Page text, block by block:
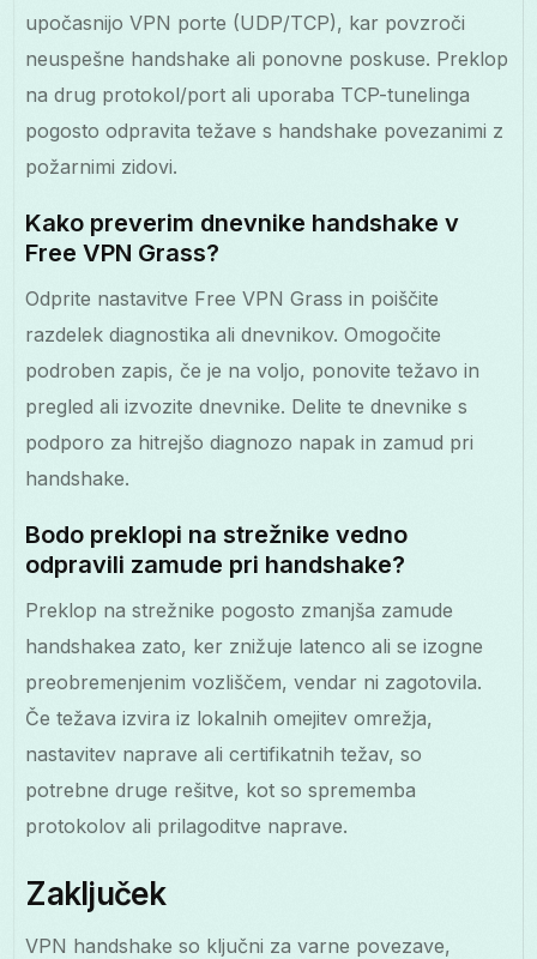
upočasnijo VPN porte (UDP/TCP), kar povzroči
neuspešne handshake ali ponovne poskuse. Preklop
na drug protokol/port ali uporaba TCP-tunelinga
pogosto odpravita težave s handshake povezanimi z
požarnimi zidovi.
Kako preverim dnevnike handshake v
Free VPN Grass?
Odprite nastavitve Free VPN Grass in poiščite
razdelek diagnostika ali dnevnikov. Omogočite
podroben zapis, če je na voljo, ponovite težavo in
pregled ali izvozite dnevnike. Delite te dnevnike s
podporo za hitrejšo diagnozo napak in zamud pri
handshake.
Bodo preklopi na strežnike vedno
odpravili zamude pri handshake?
Preklop na strežnike pogosto zmanjša zamude
handshakea zato, ker znižuje latenco ali se izogne
preobremenjenim vozliščem, vendar ni zagotovila.
Če težava izvira iz lokalnih omejitev omrežja,
nastavitev naprave ali certifikatnih težav, so
potrebne druge rešitve, kot so sprememba
protokolov ali prilagoditve naprave.
Zaključek
VPN handshake so ključni za varne povezave,